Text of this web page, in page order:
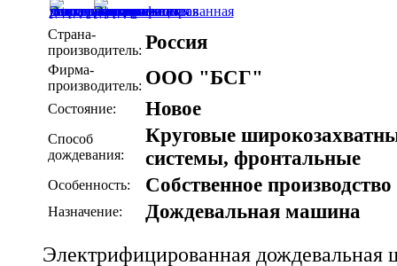
Страна-
производитель: Россия
Фирма-
производитель: ООО "БСГ"
Состояние: Новое
Способ
дождевания:
Круговые
системы, фронтальные
Особенность: Собственное производство
Назначение: Дождевальная машина
Электрифицированная дождевальная